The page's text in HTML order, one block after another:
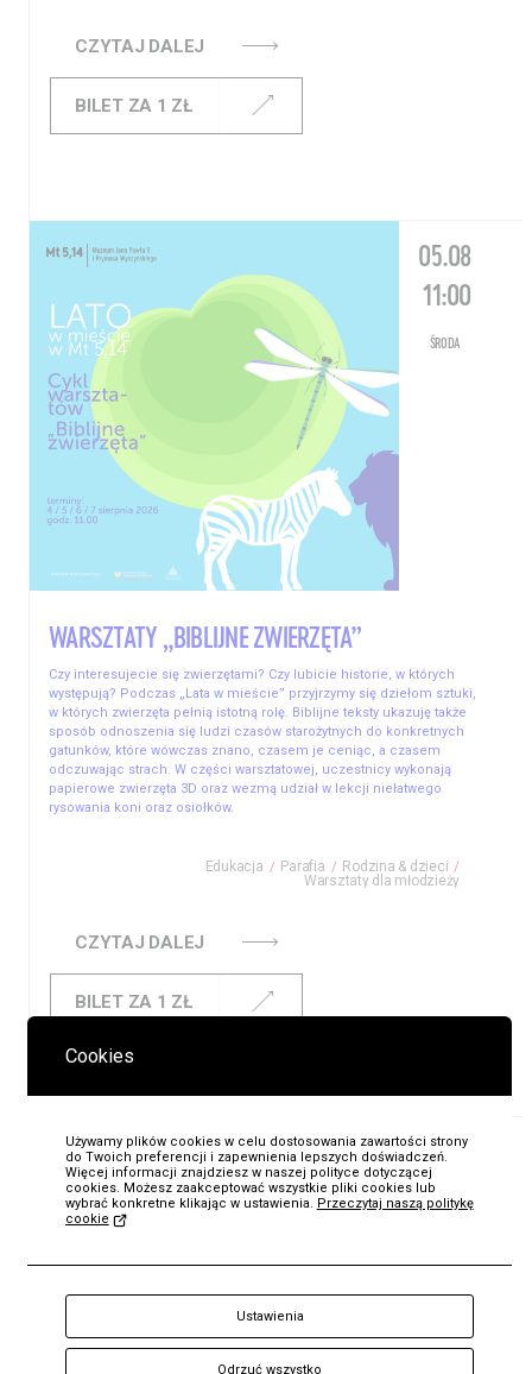
Bilet
CZYTAJ DALEJ
BILET ZA 1 ZŁ
05.08
11:00
ŚRODA
WARSZTATY „BIBLIJNE ZWIERZĘTA”
Czy interesujecie się zwierzętami? Czy lubicie historie, w których
występują? Podczas „Lata w mieście” przyjrzymy się dziełom sztuki,
w których zwierzęta pełnią istotną rolę. Biblijne teksty ukazuję także
sposób odnoszenia się ludzi czasów starożytnych do konkretnych
gatunków, które wówczas znano, czasem je ceniąc, a czasem
odczuwając strach. W części warsztatowej, uczestnicy wykonają
papierowe zwierzęta 3D oraz wezmą udział w lekcji niełatwego
rysowania koni oraz osiołków.
Edukacja Parafia
Rodzina & dzieci
Warsztaty dla młodzieży
CZYTAJ DALEJ
BILET ZA 1 ZŁ
06.08
11:00
Cookies
Używamy plików cookies w celu dostosowania zawartości strony
do Twoich preferencji i zapewnienia lepszych doświadczeń.
Więcej informacji znajdziesz w naszej polityce dotyczącej
cookies. Możesz zaakceptować wszystkie pliki cookies lub
wybrać konkretne klikając w ustawienia. Przeczytaj naszą politykę
cookie
Ustawienia
Odrzuć wszystko